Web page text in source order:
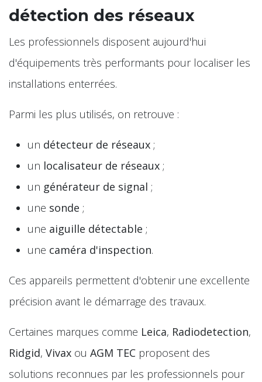
détection des réseaux
Les professionnels disposent aujourd'hui
d'équipements très performants pour localiser les
installations enterrées.
Parmi les plus utilisés, on retrouve :
un détecteur de réseaux ;
un localisateur de réseaux ;
un générateur de signal ;
une sonde ;
une aiguille détectable ;
une caméra d'inspection.
Ces appareils permettent d'obtenir une excellente
précision avant le démarrage des travaux.
Certaines marques comme Leica, Radiodetection,
Ridgid, Vivax ou AGM TEC proposent des
solutions reconnues par les professionnels pour